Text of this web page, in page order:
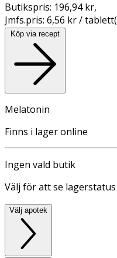
Butikspris: 196,94 kr,
Jmfs.pris: 6,56 kr /
Köp via recept
Melatonin
Finns i lager online
Ingen vald butik
Välj för att se lagerstatus
Välj apotek